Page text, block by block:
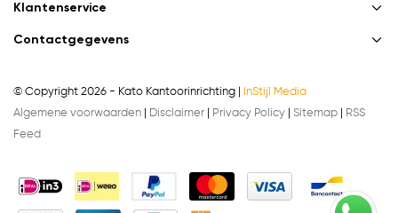
Klantenservice
Contactgegevens
© Copyright 2026 - Kato Kantoorinrichting |
InStijl Media
Algemene voorwaarden
Disclaimer Privacy Policy Sitemap
RSS
Feed